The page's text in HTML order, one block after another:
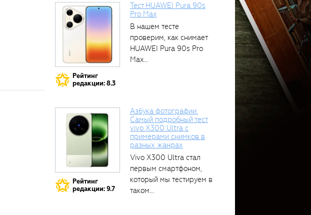
Рейтинг
редакции: 8.3
Тест HUAWEI Pura 90s
Pro Max
В нашем тесте
проверим, как снимает
HUAWEI Pura 90s Pro
Max...
Рейтинг
редакции: 9.7
Азбука фотографии.
Самый подробный тест
vivo X300 Ultra с
примерами снимков в
разных жанрах
Vivo X300 Ultra стал
первым смартфоном,
который мы тестируем в
таком...